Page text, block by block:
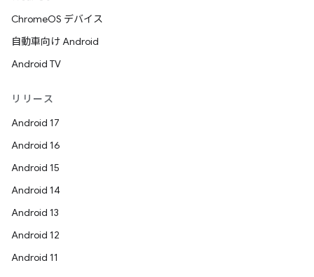
ChromeOS デバイス
自動車向け Android
Android TV
リリース
Android 17
Android 16
Android 15
Android 14
Android 13
Android 12
Android 11